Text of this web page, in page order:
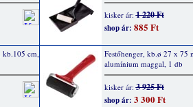
kisker ár:1 220 Ft
shop ár: 885 Ft
kb.105 cm,
Festőhenger, kb.ø 27 x 75
alumínium maggal, 1 db
kisker ár:3 925 Ft
shop ár: 3 300 Ft